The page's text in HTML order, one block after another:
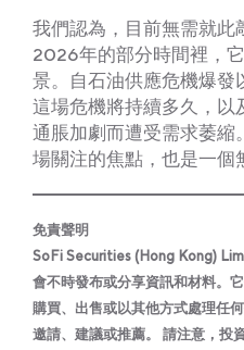
我們認為，目前無需就此
2026年的部分時間裡，
景。自石油供應危機爆發
這場危機將持續多久，以
通脹加劇而遭受需求萎縮
場關注的焦點，也是一個
免責聲明
SoFi Securities (Hong Kong)
會不時發布或分享資訊和材料。
購買、出售或以其他方式處理任
邀請、建議或推薦。 請注意，投